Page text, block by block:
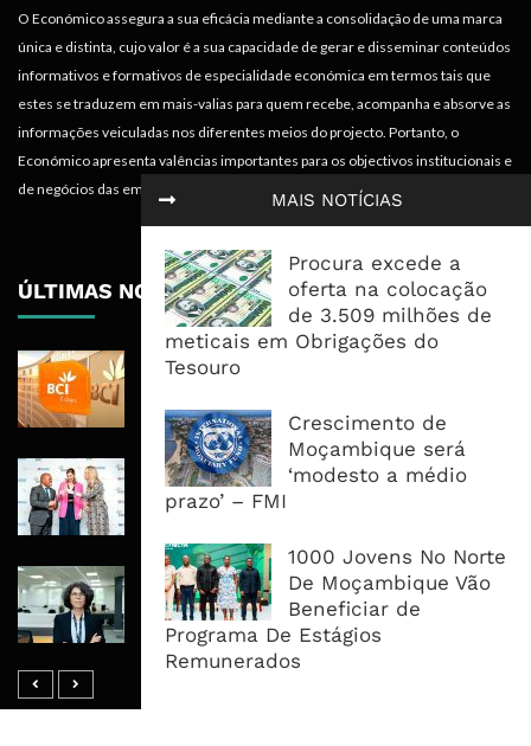
MAIS NOTÍCIAS
Procura excede a
oferta na colocação
de 3.509 milhões de
meticais em Obrigações do
Tesouro
Crescimento de
Moçambique será
‘modesto a médio
prazo’ – FMI
1000 Jovens No Norte
De Moçambique Vão
Beneficiar de
Programa De Estágios
Remunerados
O Económico assegura a sua eficácia mediante a consolidação de uma marca
única e distinta, cujo valor é a sua capacidade de gerar e disseminar conteúdos
informativos e formativos de especialidade económica em termos tais que
estes se traduzem em mais-valias para quem recebe, acompanha e absorve as
informações veiculadas nos diferentes meios do projecto. Portanto, o
Económico apresenta valências importantes para os objectivos institucionais e
de negócios das empresas.
ÚLTIMAS NOTÍCIAS
BCI Lucra 3,34 Mil Milhões De
Recua 5,5%
RAIZ Arranca Com 4 Milhões De
Libras Para Criar Novas Soluções De
Banco De Desenvolvimento Pode
Mobilizar Capital, Mas Governação
Define O Resultado